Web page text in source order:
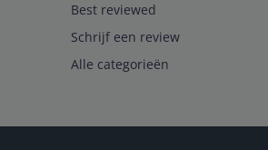
Best reviewed
Schrijf een review
Alle categorieën